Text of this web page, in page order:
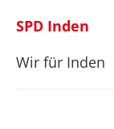
Hauptnavigation
content
Hauptsidebar
SPD Inden
Wir für Inden